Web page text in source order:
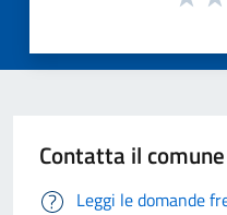
Contatta il comune
Leggi le domande